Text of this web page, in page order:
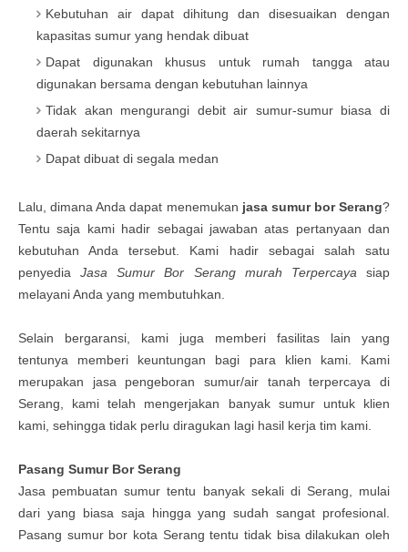
Kebutuhan air dapat dihitung dan disesuaikan dengan
kapasitas sumur yang hendak dibuat
Dapat digunakan khusus untuk rumah tangga atau
digunakan bersama dengan kebutuhan lainnya
Tidak akan mengurangi debit air sumur-sumur biasa di
daerah sekitarnya
Dapat dibuat di segala medan
Lalu, dimana Anda dapat menemukan jasa sumur bor Serang?
Tentu saja kami hadir sebagai jawaban atas pertanyaan dan
kebutuhan Anda tersebut. Kami hadir sebagai salah satu
penyediaJasa Sumur Bor Serang murah Terpercaya siap
melayani Anda yang membutuhkan.
Selain bergaransi, kami juga memberi fasilitas lain yang
tentunya memberi keuntungan bagi para klien kami. Kami
merupakan jasa pengeboran sumur/air tanah terpercaya di
Serang, kami telah mengerjakan banyak sumur untuk klien
kami, sehingga tidak perlu diragukan lagi hasil kerja tim kami.
Pasang Sumur Bor Serang
Jasa pembuatan sumur tentu banyak sekali di Serang, mulai
dari yang biasa saja hingga yang sudah sangat profesional.
Pasang sumur bor kota Serang tentu tidak bisa dilakukan oleh